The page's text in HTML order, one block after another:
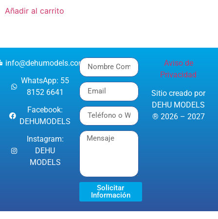
Añadir al carrito
info@dehumodels.com
WhatsApp: 55
8152 6641
Facebook:
DEHUMODELS
Instagram:
DEHU
MODELS
Solicitar
Información
Aviso de
Privacidad
Sitio creado por
DEHU MODELS
® 2026 – 2027